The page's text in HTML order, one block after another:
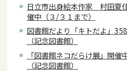
日立市出身絵本作家 村田夏
催中（３/３１まで）
図書館だより「キトだよ」
（記念図書館）
「図書館ネコだらけ展」開催
（記念図書館）